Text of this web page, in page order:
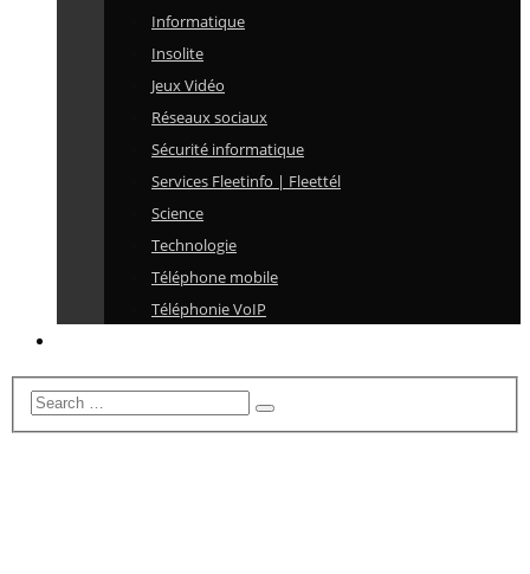
Informatique
Insolite
Jeux Vidéo
Réseaux sociaux
Sécurité informatique
Services Fleetinfo | Fleettél
Science
Technologie
Téléphone mobile
Téléphonie VoIP